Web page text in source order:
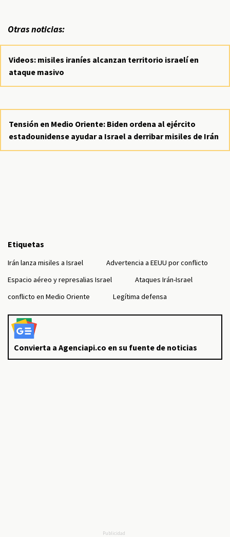
Otras noticias:
Videos: misiles iraníes alcanzan territorio israelí en
ataque masivo
Tensión en Medio Oriente: Biden ordena al ejército
estadounidense ayudar a Israel a derribar misiles de Irán
Etiquetas
Irán lanza misiles a Israel
Advertencia a EEUU por conflicto
Espacio aéreo y represalias Israel
Ataques Irán-Israel
conflicto en Medio Oriente
Legítima defensa
Convierta a Agenciapi.co en su fuente de noticias
Publicidad